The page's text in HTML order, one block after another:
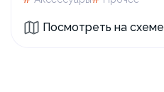
Посмотреть на схеме